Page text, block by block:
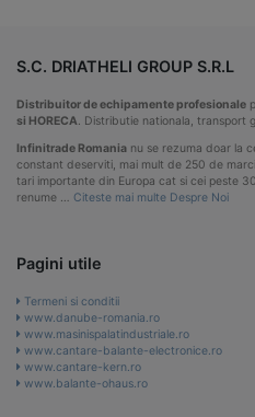
S.C. DRIATHELI GROUP S.R.L
Distribuitor de echipamente profesionale
si HORECA. Distributie nationala, transport
Infinitrade Romania nu se rezuma doar la
constant deserviti, mai mult de 250 de
tari importante din Europa cat si cei peste
renume … Citeste mai multe Despre Noi
Pagini utile
Termeni si conditii
www.danube-romania.ro
www.masinispalatindustriale.ro
www.cantare-balante-electronice.ro
www.cantare-kern.ro
www.balante-ohaus.ro